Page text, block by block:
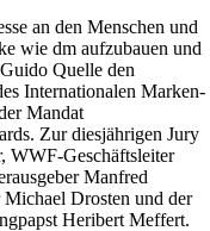
an den Menschen und
wie dm aufzubauen und
Quelle den
Internationalen Marken-
Mandat
Zur diesjährigen Jury
WWF-Geschäftsleiter
Manfred
Drosten und der
Heribert Meffert.